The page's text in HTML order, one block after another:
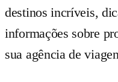
destinos incríveis,
informações sobre
sua agência de